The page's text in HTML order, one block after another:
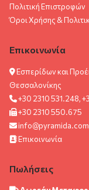
Πολιτική Επιστροφών
Όροι Χρήσης &
Επικοινωνία
Εσπερίδων και
Θεσσαλονίκης
+30 2310 531.248,
+30 2310 550.675
Επικοινωνία
Πωλήσεις